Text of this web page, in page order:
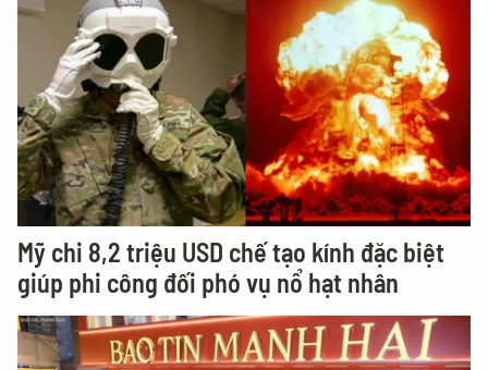
Mỹ chi 8,2 triệu USD chế tạo kính đặc biệt
giúp phi công đối phó vụ nổ hạt nhân